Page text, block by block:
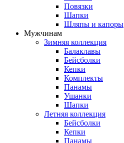
Повязки
Шапки
Шляпы и капоры
Мужчинам
Зимняя коллекция
Балаклавы
Бейсболки
Кепки
Комплекты
Панамы
Ушанки
Шапки
Летняя коллекция
Бейсболки
Кепки
Панамы